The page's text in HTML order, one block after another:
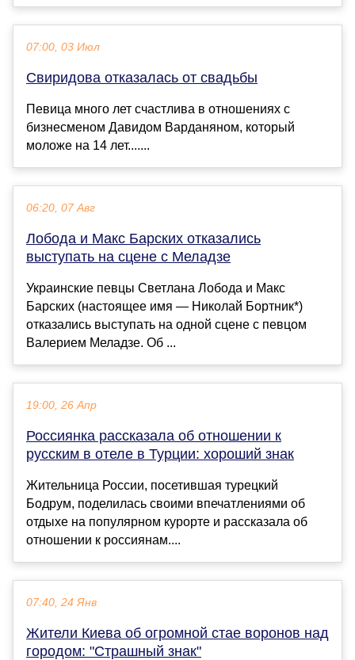
07:00, 03 Июл
Свиридова отказалась от свадьбы
Певица много лет счастлива в отношениях с
бизнесменом Давидом Варданяном, который
моложе на 14 лет.......
06:20, 07 Авг
Лобода и Макс Барских отказались
выступать на сцене с Меладзе
Украинские певцы Светлана Лобода и Макс
Барских (настоящее имя — Николай Бортник*)
отказались выступать на одной сцене с певцом
Валерием Меладзе. Об ...
19:00, 26 Апр
Россиянка рассказала об отношении к
русским в отеле в Турции: хороший знак
Жительница России, посетившая турецкий
Бодрум, поделилась своими впечатлениями об
отдыхе на популярном курорте и рассказала об
отношении к россиянам....
07:40, 24 Янв
Жители Киева об огромной стае воронов над
городом: "Страшный знак"